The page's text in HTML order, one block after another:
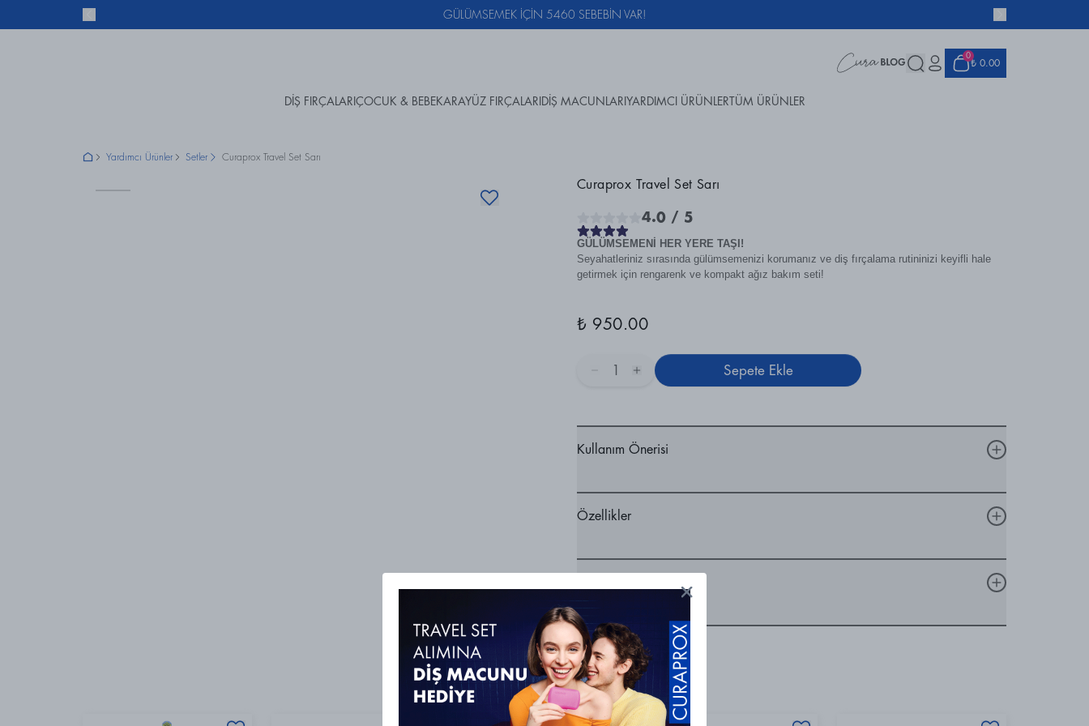
GÜLÜMSEMEK İÇİN 5460 SEBEBİN VAR!
DİŞ FIRÇALARI ÇOCUK & BEBEKARAYÜZ FIRÇALARI DİŞ MACUNLARI YARDIMCI ÜRÜNLER TÜM ÜRÜNLER
0
₺ 0.00
Yardımcı Ürünler Setler Curaprox Travel Set Sarı
Curaprox Travel Set Sarı
4.0 / 5
GÜLÜMSEMENİ HER YERE TAŞI!
Seyahatleriniz sırasında gülümsemenizi korumanız ve diş fırçalama rutininizi keyifli hale
getirmek için rengarenk ve kompakt ağız bakım seti!
₺ 950.00
1 Sepete Ekle
Kullanım Önerisi
Özellikler
Ürünlerimizi Keşfet!